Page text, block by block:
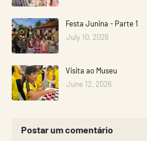
Festa Junina - Parte 1
July 10, 2026
Visita ao Museu
June 12, 2026
Postar um comentário